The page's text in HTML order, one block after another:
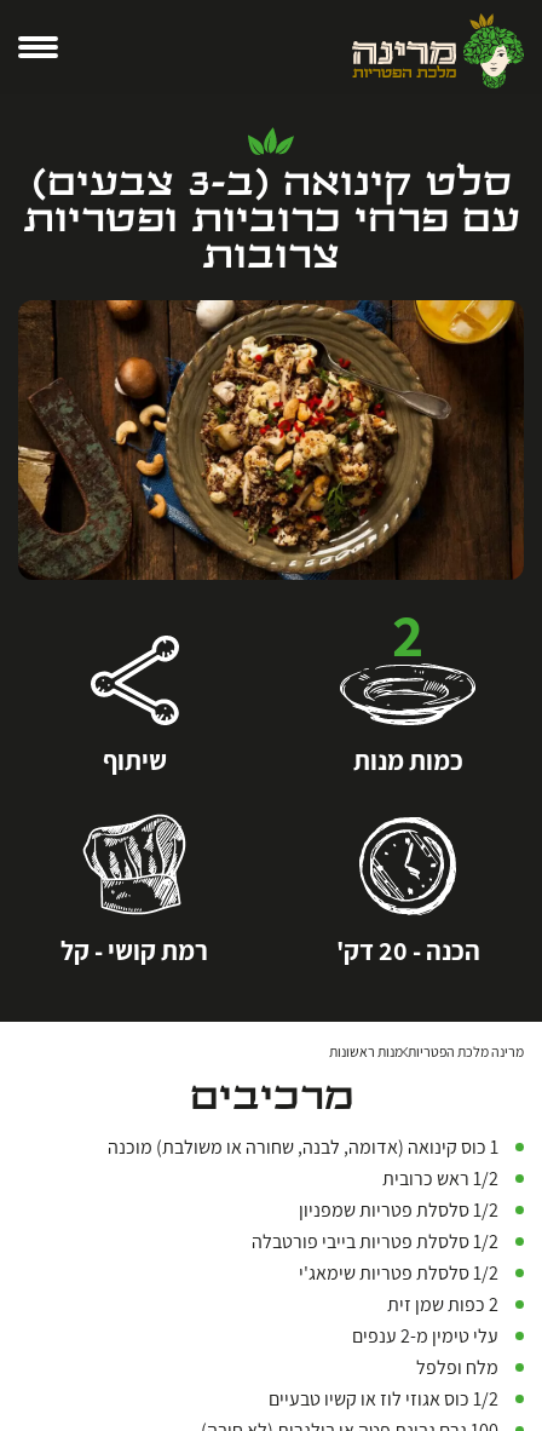
סלט קינואה (ב-3 צבעים)
עם פרחי כרוביות ופטריות
צרובות
הכנה - 20 דק' רמת קושי - קל
2
כמות מנות שיתוף
מרינה מלכת הפטריות מנות ראשונות
מרכיבים
1 כוס קינואה (אדומה, לבנה, שחורה או משולבת) מוכנה
1/2 ראש כרובית
1/2 סלסלת פטריות שמפניון
1/2 סלסלת פטריות בייבי פורטבלה
1/2 סלסלת פטריות שימאג'י
2 כפות שמן זית
עלי טימין מ-2 ענפים
מלח ופלפל
1/2 כוס אגוזי לוז או קשיו טבעיים